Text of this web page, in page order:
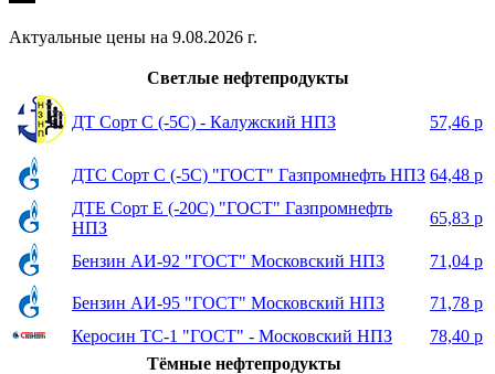
Актуальные цены на 9.08.2026 г.
Светлые нефтепродукты
ДТ Сорт С (-5С) - Калужский НПЗ 57,46 р
ДТС Сорт С (-5С) "ГОСТ" Газпромнефть НПЗ 64,48 р
ДТЕ Сорт Е (-20С) "ГОСТ" Газпромнефть
НПЗ
65,83 р
Бензин АИ-92 "ГОСТ" Московский НПЗ 71,04 р
Бензин АИ-95 "ГОСТ" Московский НПЗ
71,78 р
Керосин ТС-1 "ГОСТ" - Московский НПЗ
78,40 р
Тёмные нефтепродукты